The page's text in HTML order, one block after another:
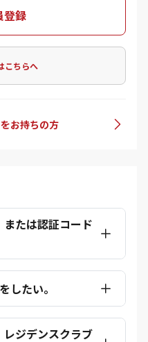
登録
こちらへ
お持ちの方
たは認証コード
したい。
ジデンスクラブ